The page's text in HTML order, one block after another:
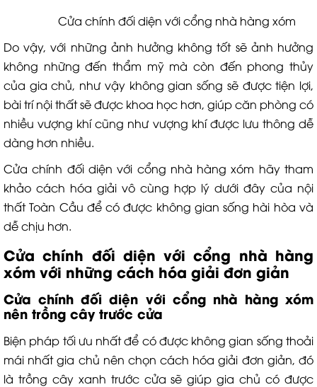
Cửa chính đối diện với cổng nhà hàng xóm
Do vậy, với những ảnh hưởng không tốt sẽ ảnh hưởng
không những đến thẩm mỹ mà còn đến phong thủy
của gia chủ, như vậy không gian sống sẽ được tiện lợi,
bài trí nội thất sẽ được khoa học hơn, giúp căn phòng có
nhiều vượng khí cũng như vượng khí được lưu thông dễ
dàng hơn nhiều.
Cửa chính đối diện với cổng nhà hàng xóm hãy tham
khảo cách hóa giải vô cùng hợp lý dưới đây của nội
thất Toàn Cầu để có được không gian sống hài hòa và
dễ chịu hơn.
Cửa chính đối diện với cổng nhà hàng
xóm với những cách hóa giải đơn giản
Cửa chính đối diện với cổng nhà hàng xóm
nên trồng cây trước cửa
Biện pháp tối ưu nhất để có được không gian sống thoải
mái nhất gia chủ nên chọn cách hóa giải đơn giản, đó
là trồng cây xanh trước cửa sẽ giúp gia chủ có được